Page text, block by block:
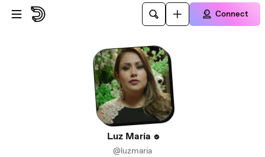
Skip to main content
Connect
Luz María
@luzmaria